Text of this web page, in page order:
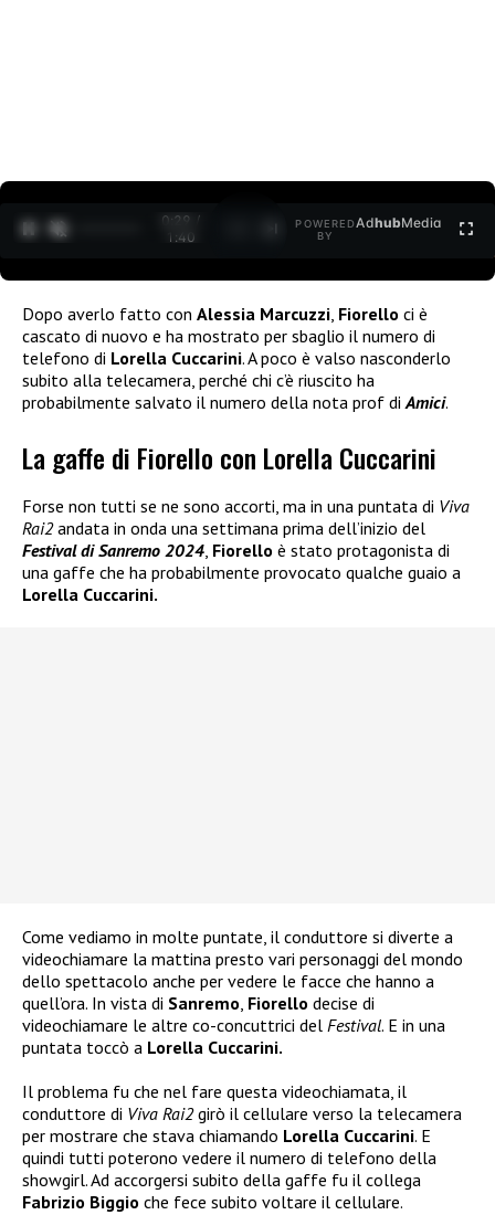
0:30 /
1:40
POWERED
BY
AdhubMedia
Dopo averlo fatto con Alessia Marcuzzi Fiorello ci è
cascato di nuovo e ha mostrato per sbaglio il numero di
telefono di Lorella Cuccarini. A poco è valso nasconderlo
subito alla telecamera, perché chi c’è riuscito ha
probabilmente salvato il numero della nota prof di Amici.
La gaffe di Fiorello con Lorella Cuccarini
Forse non tutti se ne sono accorti, ma in una puntata di Viva
Rai2andata in onda una settimana prima dell’inizio del
Festival di Sanremo 2024, Fiorello è stato protagonista di
una gaffe che ha probabilmente provocato qualche guaio a
Lorella Cuccarini.
Come vediamo in molte puntate, il conduttore si diverte a
videochiamare la mattina presto vari personaggi del mondo
dello spettacolo anche per vedere le facce che hanno a
quell’ora. In vista di Sanremo, Fiorello decise di
videochiamare le altre co-concuttrici del Festival. E in una
puntata toccò a Lorella Cuccarini.
Il problema fu che nel fare questa videochiamata, il
conduttore di Viva Rai2girò il cellulare verso la telecamera
per mostrare che stava chiamando Lorella Cuccarini. E
quindi tutti poterono vedere il numero di telefono della
showgirl. Ad accorgersi subito della gaffe fu il collega
Fabrizio Biggio che fece subito voltare il cellulare.